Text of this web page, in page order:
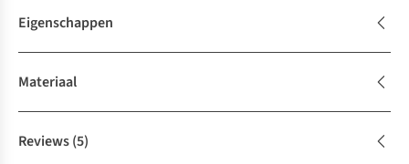
Eigenschappen
Materiaal
Reviews(5)